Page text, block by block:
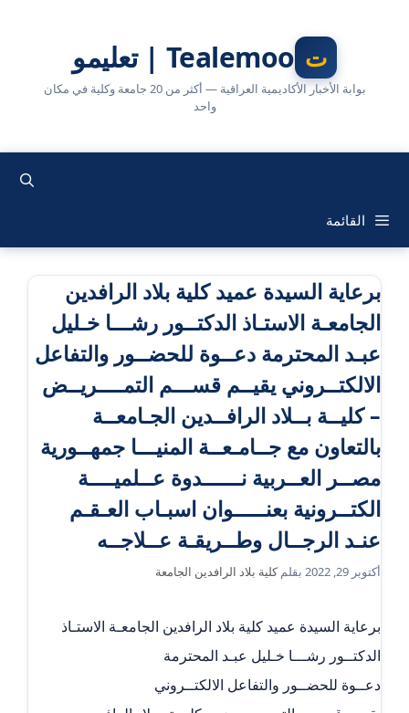
Tealemoo | تعليمو
بوابة الأخبار الأكاديمية العراقية — أكثر من 20 جامعة وكلية في مكان
واحد
القائمة
برعاية السيدة عميد كلية بلاد الرافدين
الجامعـة الاستـاذ الدكتــور رشـــا خـليل
عبـد المحترمة دعــوة للحضــور والتفاعل
الالكتــروني يقيــم قســـم التمــــريــض
– كليــة بــلاد الرافــدين الجـامعــة
بالتعاون مع جــامـعــة المنيـــا جمهــورية
مصــر العــربية نــــــدوة عــلميــــة
الكتــرونية بعنـــــوان اسبـاب العـقـم
عنـد الرجــال وطــريقـة عــلاجــه
أكتوبر 29, 2022 بقلمكلية بلاد الرافدين الجامعة
برعاية السيدة عميد كلية بلاد الرافدين الجامعـة الاستـاذ
الدكتــور رشـــا خـليل عبـد المحترمة
دعــوة للحضــور والتفاعل الالكتــروني